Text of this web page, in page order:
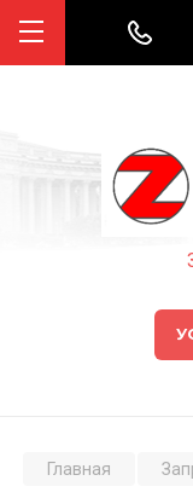
Главная